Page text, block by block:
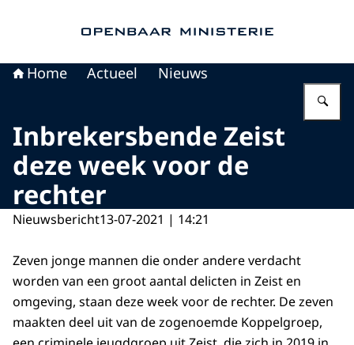
Home Actueel Nieuws
Inbrekersbende Zeist
deze week voor de
rechter
Nieuwsbericht13-07-2021 | 14:21
Zeven jonge mannen die onder andere verdacht
worden van een groot aantal delicten in Zeist en
omgeving, staan deze week voor de rechter. De zeven
maakten deel uit van de zogenoemde Koppelgroep,